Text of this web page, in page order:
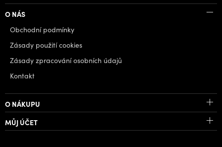
O NÁS
Obchodní podmínky
Zásady použití cookies
Zásady zpracování osobních údajů
Kontakt
O NÁKUPU
MŮJ ÚČET